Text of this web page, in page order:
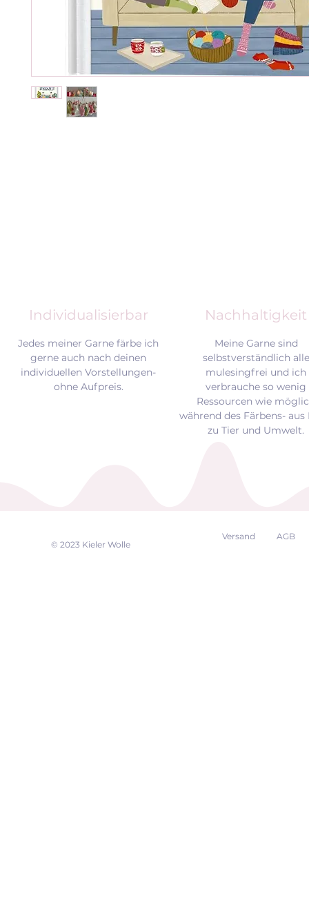
Individualisierbar Nachhaltigkeit
Jedes meiner Garne färbe ich
gerne auch nach deinen
individuellen Vorstellungen-
ohne Aufpreis.
Meine Garne sind
selbstverständlich alle
mulesingfrei und ich
verbrauche so wenig
Ressourcen wie
während des Färbens- aus
zu Tier und Umwelt.
© 2023 Kieler Wolle
Versand AGB